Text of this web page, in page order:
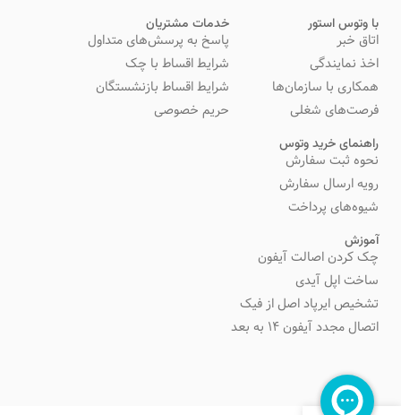
با وتوس استور
اتاق خبر
اخذ نمایندگی
همکاری با سازمان‌ها
فرصت‌های شغلی
خدمات مشتریان
پاسخ به پرسش‌های متداول
شرایط اقساط با چک
شرایط اقساط بازنشستگان
حریم خصوصی
راهنمای خرید وتوس
نحوه ثبت سفارش
رویه ارسال سفارش
شیوه‌های پرداخت
آموزش
چک کردن اصالت آیفون
ساخت اپل آیدی
تشخیص ایرپاد اصل از فیک
اتصال مجدد آیفون 14 به بعد